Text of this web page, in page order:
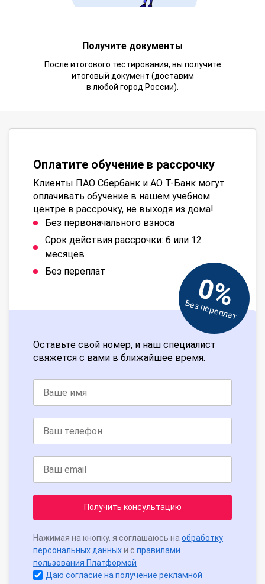
Получите документы
После итогового тестирования, вы получите
итоговый документ (доставим
в любой город России).
Оплатите обучение в рассрочку
Клиенты ПАО Сбербанк и АО Т-Банк могут
оплачивать обучение в нашем учебном
центре в рассрочку, не выходя из дома!
Без первоначального взноса
Срок действия рассрочки: 6 или 12
месяцев
Без переплат
0%
Без переплат
Оставьте свой номер, и наш специалист
свяжется с вами в ближайшее время.
Получить консультацию
Нажимая на кнопку, я соглашаюсь на обработку
персональных данныхи с правилами
пользования Платформой
Даю согласие на получение рекламной